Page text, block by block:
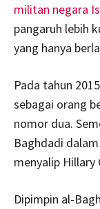
militan negara
pangaruh lebih
yang hanya
Pada tahun 2015
sebagai orang
nomor dua.
Baghdadi
menyalip Hillary
Dipimpin al-